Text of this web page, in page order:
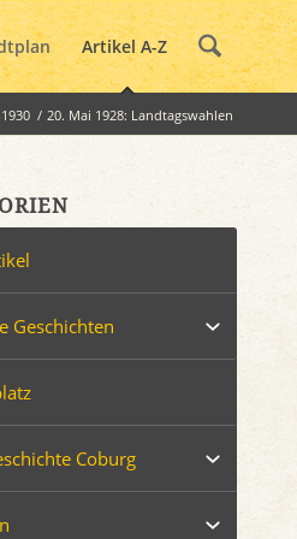
Artikel A-Z
/ 20. Mai 1928: Landtagswahlen
Geschichten
Coburg